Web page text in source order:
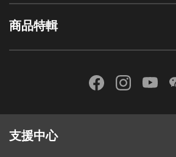
商品特輯
支援中心